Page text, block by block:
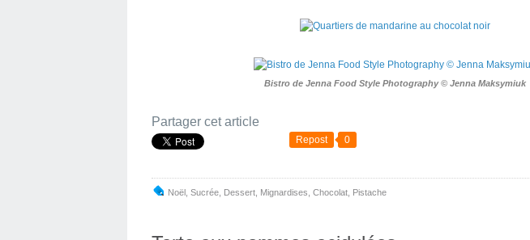
Bistro de Jenna Food Style Photography © Jenna Maksymiuk
Partager cet article
Repost 0
Noël Sucrée Dessert Mignardises Chocolat Pistache